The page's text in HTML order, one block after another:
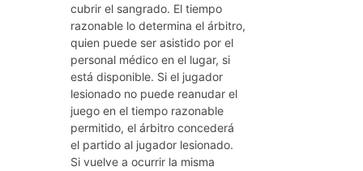
cubrir el sangrado. El tiempo
razonable lo determina el árbitro,
quien puede ser asistido por el
personal médico en el lugar, si
está disponible. Si el jugador
lesionado no puede reanudar el
juego en el tiempo razonable
permitido, el árbitro concederá
el partido al jugador lesionado.
Si vuelve a ocurrir la misma